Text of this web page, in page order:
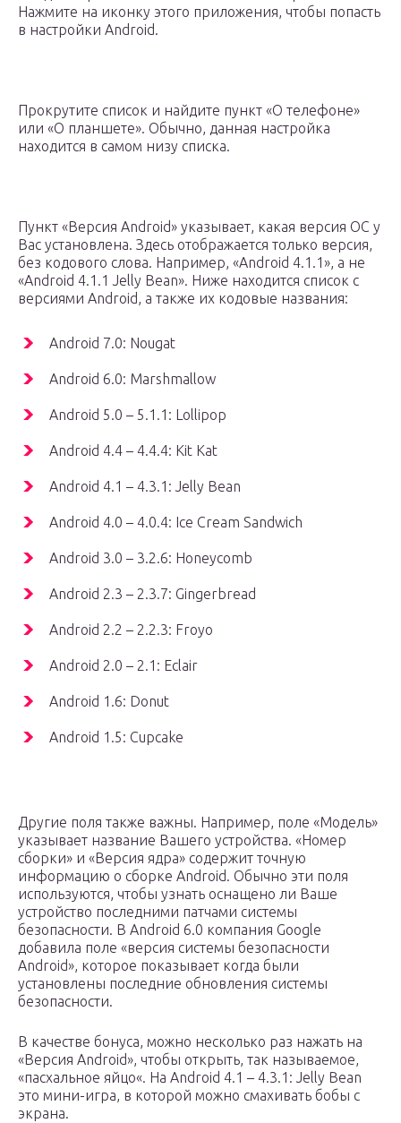
Нажмите на иконку этого приложения, чтобы попасть
в настройки Android.
Прокрутите список и найдите пункт «О телефоне»
или «О планшете». Обычно, данная настройка
находится в самом низу списка.
Пункт «Версия Android» указывает, какая версия ОС у
Вас установлена. Здесь отображается только версия,
без кодового слова. Например, «Android 4.1.1», а не
«Android 4.1.1 Jelly Bean». Ниже находится список с
версиями Android, а также их кодовые названия:
Android 7.0: Nougat
Android 6.0: Marshmallow
Android 5.0 – 5.1.1: Lollipop
Android 4.4 – 4.4.4: Kit Kat
Android 4.1 – 4.3.1: Jelly Bean
Android 4.0 – 4.0.4: Ice Cream Sandwich
Android 3.0 – 3.2.6: Honeycomb
Android 2.3 – 2.3.7: Gingerbread
Android 2.2 – 2.2.3: Froyo
Android 2.0 – 2.1: Eclair
Android 1.6: Donut
Android 1.5: Cupcake
Другие поля также важны. Например, поле «Модель»
указывает название Вашего устройства. «Номер
сборки» и «Версия ядра» содержит точную
информацию о сборке Android. Обычно эти поля
используются, чтобы узнать оснащено ли Ваше
устройство последними патчами системы
безопасности. В Android 6.0 компания Google
добавила поле «версия системы безопасности
Android», которое показывает когда были
установлены последние обновления системы
безопасности.
В качестве бонуса, можно несколько раз нажать на
«Версия Android», чтобы открыть, так называемое,
«пасхальное яйцо«. На Android 4.1 – 4.3.1: Jelly Bean
это мини-игра, в которой можно смахивать бобы с
экрана.